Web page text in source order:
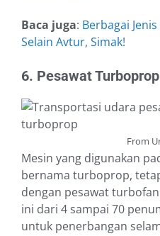
Baca juga: Berbagai
Selain Avtur, Simak!
6. Pesawat Turboprop
From
Mesin yang digunakan
bernama turboprop,
dengan pesawat
ini dari 4 sampai 70
untuk penerbangan